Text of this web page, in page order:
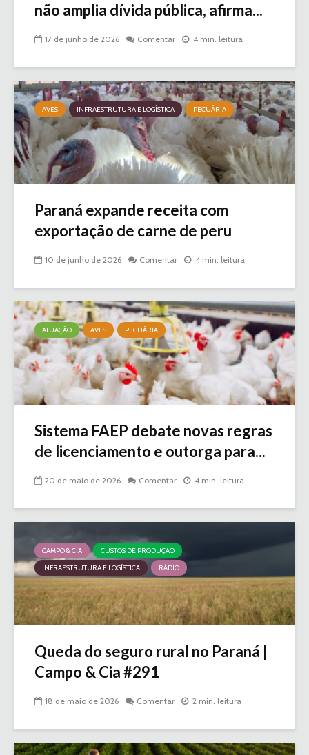
não amplia dívida pública, afirma...
17 de junho de 2026 Comentar 4 min. leitura
AVES INFRAESTRUTURA E LOGÍSTICA PECUÁRIA
Paraná expande receita com
exportação de carne de peru
10 de junho de 2026 Comentar 4 min. leitura
ATUAÇÃO AVES PECUÁRIA
Sistema FAEP debate novas regras
de licenciamento e outorga para...
20 de maio de 2026 Comentar 4 min. leitura
CAMPO & CIA
CUSTOS DE PRODUÇÃO
INFRAESTRUTURA E LOGÍSTICA
RÁDIO
Queda do seguro rural no Paraná |
Campo & Cia #291
18 de maio de 2026 Comentar 2 min. leitura